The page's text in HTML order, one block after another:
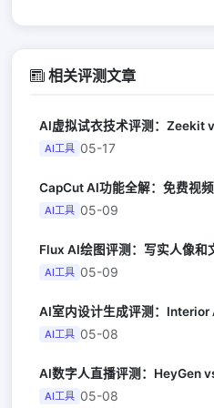
相关评测文章
AI虚拟试衣技术评测：Zeekit
AI工具 05-17
AI工具 05-09
AI工具 05-09
AI工具 05-08
AI工具 05-08